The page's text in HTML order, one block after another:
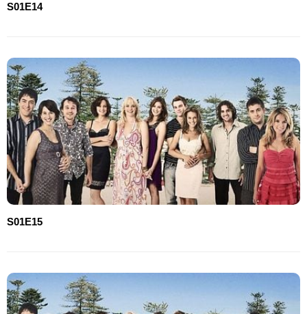
S01E14
S01E15